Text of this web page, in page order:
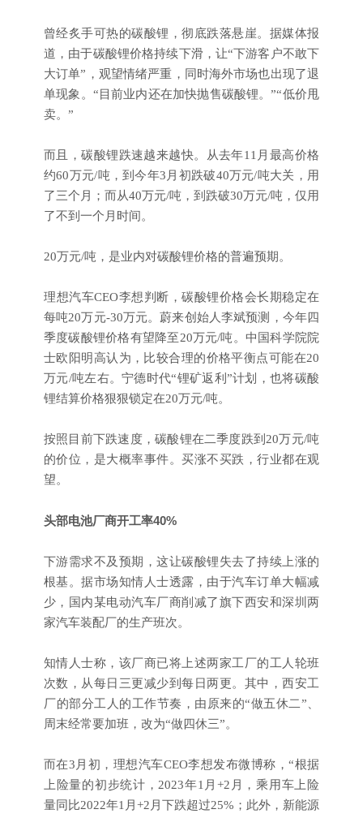
曾经炙手可热的碳酸锂，彻底跌落悬崖。据媒体报
道，由于碳酸锂价格持续下滑，让“下游客户不敢下
大订单”，观望情绪严重，同时海外市场也出现了退
单现象。“目前业内还在加快抛售碳酸锂。”“低价甩
卖。”
而且，碳酸锂跌速越来越快。从去年11月最高价格
约60万元/吨，到今年3月初跌破40万元/吨大关，用
了三个月；而从40万元/吨，到跌破30万元/吨，仅用
了不到一个月时间。
20万元/吨，是业内对碳酸锂价格的普遍预期。
理想汽车CEO李想判断，碳酸锂价格会长期稳定在
每吨20万元-30万元。蔚来创始人李斌预测，今年四
季度碳酸锂价格有望降至20万元/吨。中国科学院院
士欧阳明高认为，比较合理的价格平衡点可能在20
万元/吨左右。宁德时代“锂矿返利”计划，也将碳酸
锂结算价格狠狠锁定在20万元/吨。
按照目前下跌速度，碳酸锂在二季度跌到20万元/吨
的价位，是大概率事件。买涨不买跌，行业都在观
望。
头部电池厂商开工率40%
下游需求不及预期，这让碳酸锂失去了持续上涨的
根基。据市场知情人士透露，由于汽车订单大幅减
少，国内某电动汽车厂商削减了旗下西安和深圳两
家汽车装配厂的生产班次。
知情人士称，该厂商已将上述两家工厂的工人轮班
次数，从每日三更减少到每日两更。其中，西安工
厂的部分工人的工作节奏，由原来的“做五休二”、
周末经常要加班，改为“做四休三”。
而在3月初，理想汽车CEO李想发布微博称，“根据
上险量的初步统计，2023年1月+2月，乘用车上险
量同比2022年1月+2月下跌超过25%；此外，新能源